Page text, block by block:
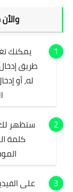
طريق
له، أو
ستظهر لك
كلمة
على